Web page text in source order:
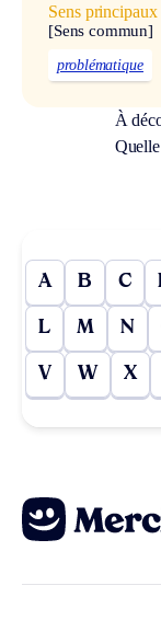
Sens principaux
[Sens commun]
problématique
À
A B C
L M N
V W X